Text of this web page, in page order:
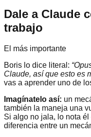
Dale a Claude
trabajo
El más importante
Boris lo dice literal:
Claude, así que esto es
vas a aprender uno de
Imagínatelo así: un
también la maneja una
Si algo no jala, lo nota
diferencia entre un